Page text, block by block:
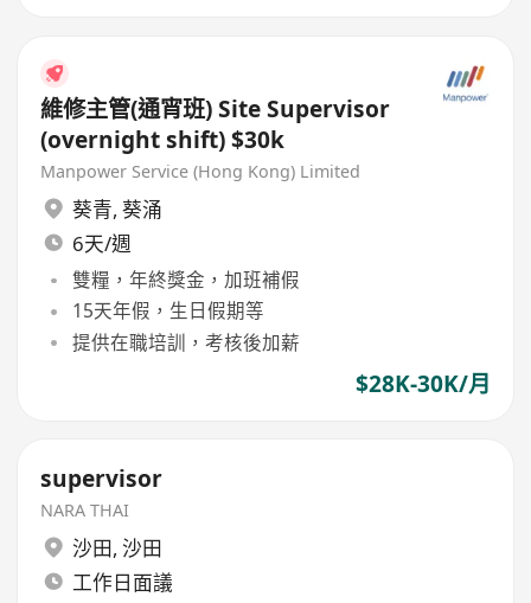
維修主管(通宵班) Site Supervisor
(overnight shift) $30k
Manpower Service (Hong Kong) Limited
葵青, 葵涌
6天/週
雙糧，年終獎金，加班補假
15天年假，生日假期等
提供在職培訓，考核後加薪
$28K-30K/月
supervisor
NARA THAI
沙田, 沙田
工作日面議